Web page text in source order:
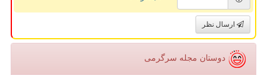
ارسال نظر
دوستان مجله سرگرمی